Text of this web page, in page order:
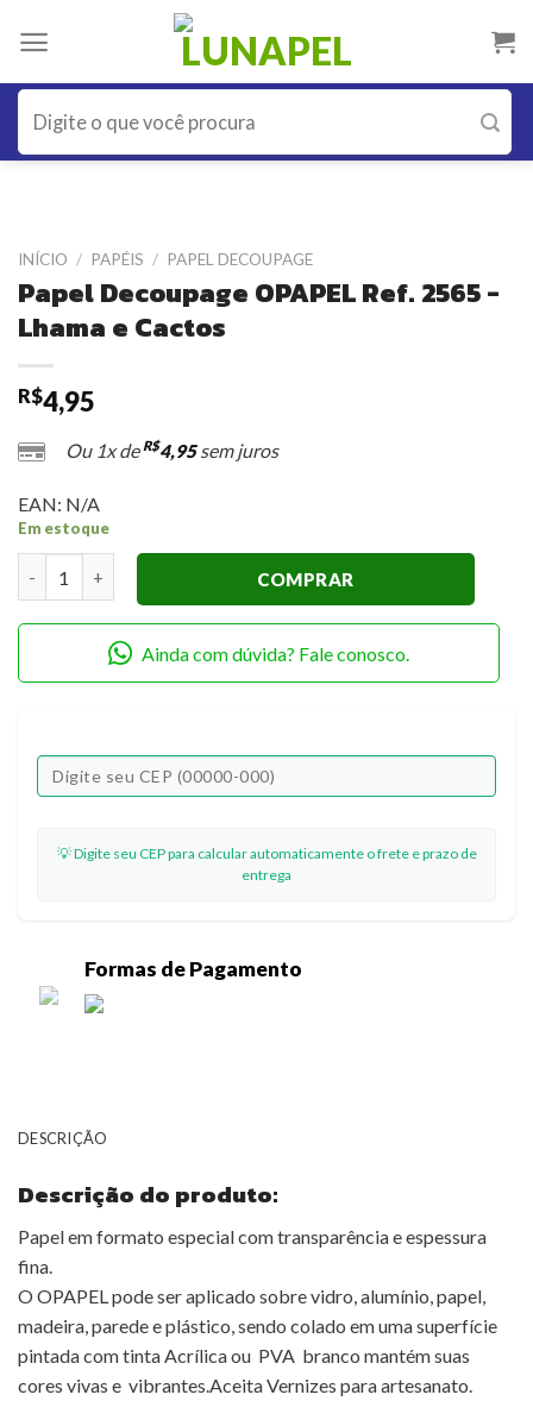
Pesquisar
por:
INÍCIO / PAPÉIS / PAPEL DECOUPAGE
Papel Decoupage OPAPEL Ref. 2565 -
Lhama e Cactos
R$4,95
Ou 1x de R$4,95sem juros
EAN: N/A
Em estoque
COMPRAR
Ainda com dúvida? Fale conosco.
💡 Digite seu CEP para calcular automaticamente o frete e prazo de
entrega
Formas de Pagamento
DESCRIÇÃO
Descrição do produto:
Papel em formato especial com transparência e espessura
fina.
O OPAPEL pode ser aplicado sobre vidro, alumínio, papel,
madeira, parede e plástico, sendo colado em uma superfície
pintada com tinta Acrílica ou PVA branco mantém suas
cores vivas e vibrantes.Aceita Vernizes para artesanato.